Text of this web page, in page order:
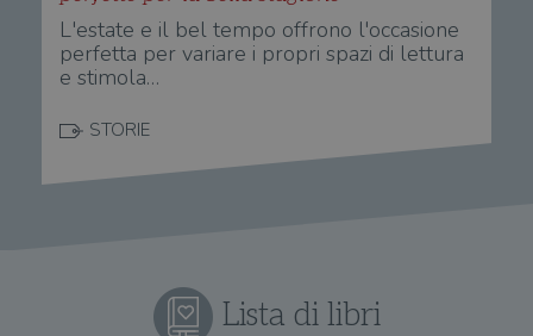
L'estate e il bel tempo offrono l'occasione
perfetta per variare i propri spazi di lettura
e stimola…
STORIE
Lista di libri